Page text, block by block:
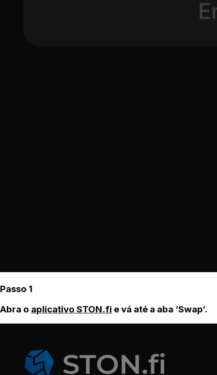
Passo 1
Abra o aplicativo STON.fi e vá até a aba ‘Swap‘.